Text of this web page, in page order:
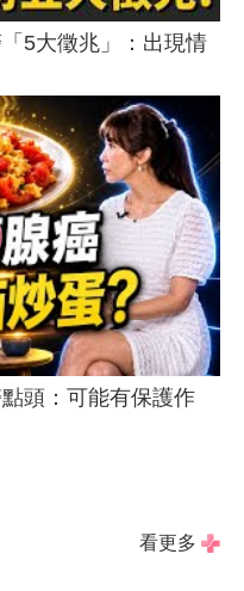
5大徵兆」：出現情
頭：可能有保護作
看更多